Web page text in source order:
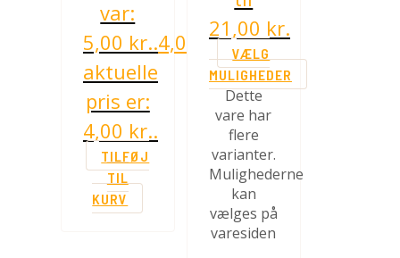
var:
5,00 kr..4,00 kr.Den
aktuelle
pris er:
4,00 kr..
TILFØJ
TIL
KURV
21,00 kr.
VÆLG
MULIGHEDER
Dette
vare har
flere
varianter.
Mulighederne
kan
vælges på
varesiden